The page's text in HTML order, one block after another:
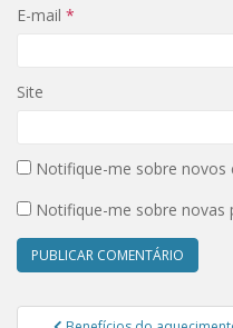
E-mail *
Site
Notifique-me sobre novos
Notifique-me sobre novas
Navegação de